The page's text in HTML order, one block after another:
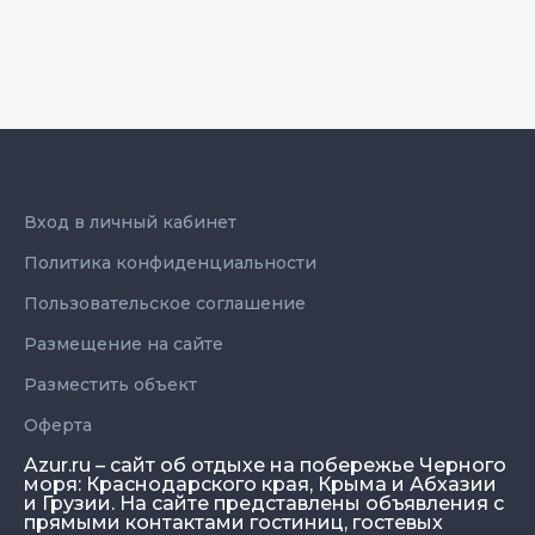
Azur.ru – сайт об отдыхе на побережье Черного
моря: Краснодарского края, Крыма и Абхазии
и Грузии. На сайте представлены объявления с
прямыми контактами гостиниц, гостевых
Вход в личный кабинет
Политика конфиденциальности
Пользовательское соглашение
Размещение на сайте
Разместить объект
Оферта